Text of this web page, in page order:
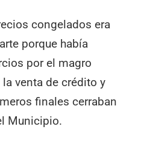
congelados era
porque había
por el magro
venta de crédito y
finales cerraban
Municipio.